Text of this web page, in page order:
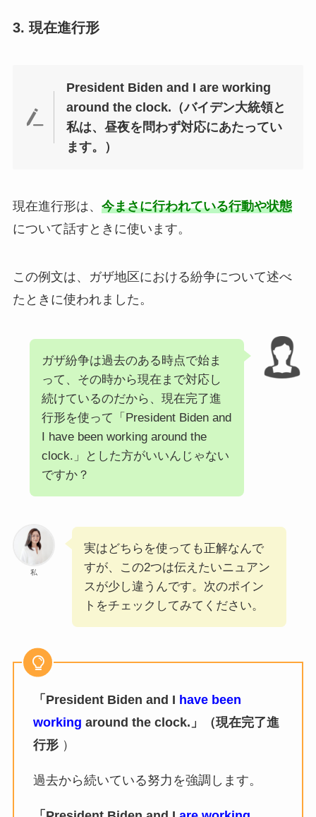
3. 現在進行形
President Biden and I are working
around the clock.（バイデン大統領と
私は、昼夜を問わず対応にあたってい
ます。）
現在進行形は、 今まさに行われている行動や状態
について話すときに使います。
この例文は、ガザ地区における紛争について述べ
たときに使われました。
ガザ紛争は過去のある時点で始ま
って、その時から現在まで対応し
続けているのだから、現在完了進
行形を使って「President Biden and
I have been working around the
clock.」とした方がいいんじゃない
ですか？
私
実はどちらを使っても正解なんで
すが、この2つは伝えたいニュアン
スが少し違うんです。次のポイン
トをチェックしてみてください。
「President Biden and I have been
working around the clock.」（現在完了進
行形）
過去から続いている努力を強調します。